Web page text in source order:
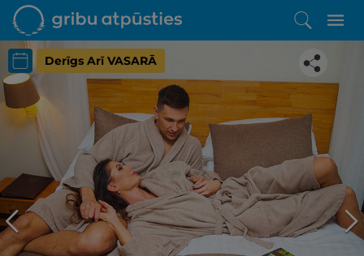
Derīgs Arī VASARĀ
Iepatikās šis piedāvājums?
Līdz brīnišķīgai atpūtai atlikuši tikai daži soļi
PĒRKU